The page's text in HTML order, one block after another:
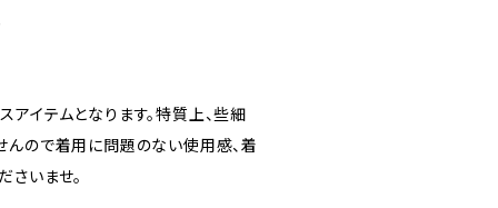
イテムとなります。特質上、些細
んので着用に問題のない使用感、着
さいませ。